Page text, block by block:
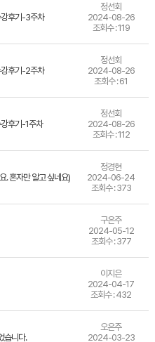
강후기-3주차
정선회
2024-08-26
조회수 : 119
강후기-2주차
정선회
2024-08-26
조회수 : 61
후기-1주차
정선회
2024-08-26
조회수 : 112
. 혼자만 알고 싶네요)
정경현
2024-06-24
조회수 : 373
구은주
2024-05-12
조회수 : 377
이지은
2024-04-17
조회수 : 432
습니다.
오은주
2024-03-23